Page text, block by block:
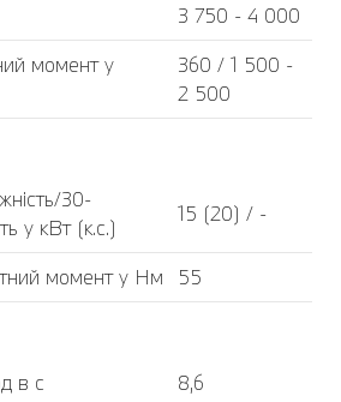
3 750 - 4 000
момент у
360 / 1 500 -
2 500
30-
у кВт (к.с.)
15 (20) / -
момент у Нм 55
в с
8,6